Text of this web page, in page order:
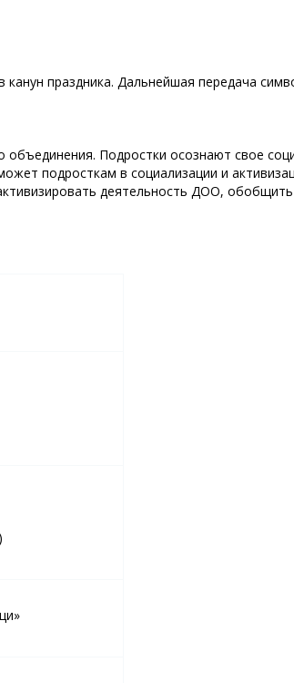
праздника. Дальнейшая передача
Подростки осознают свое
подросткам в социализации и
деятельность ДОО,